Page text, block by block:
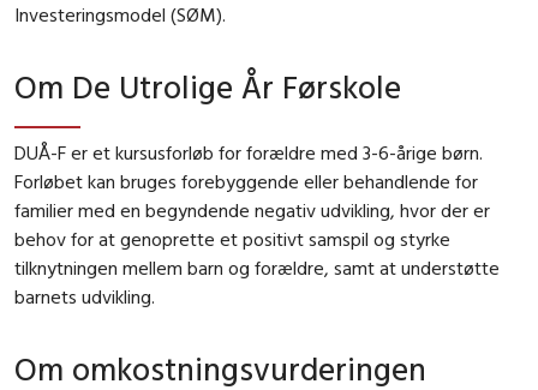
Investeringsmodel (SØM).
Om De Utrolige År Førskole
DUÅ-F er et kursusforløb for forældre med 3-6-årige børn.
Forløbet kan bruges forebyggende eller behandlende for
familier med en begyndende negativ udvikling, hvor der er
behov for at genoprette et positivt samspil og styrke
tilknytningen mellem barn og forældre, samt at understøtte
barnets udvikling.
Om omkostningsvurderingen